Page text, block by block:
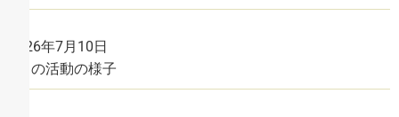
2026年7月10日
6月の活動の様子